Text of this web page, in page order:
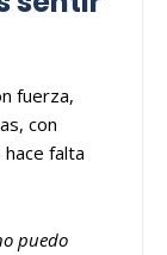
fuerza,
con
falta
puedo